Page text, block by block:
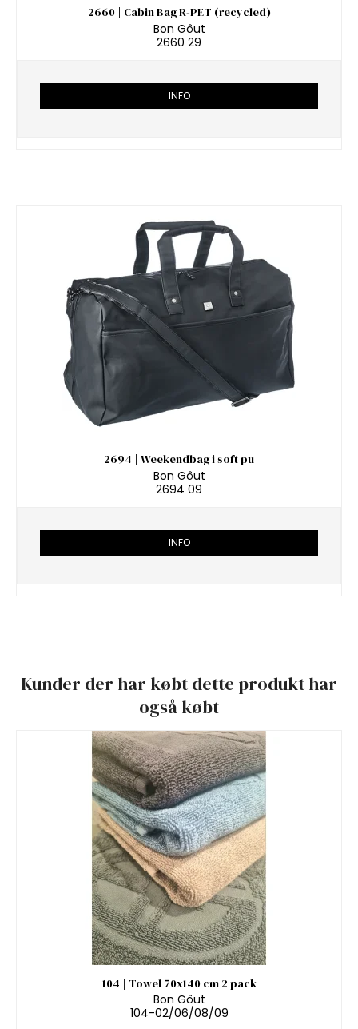
2660 | Cabin Bag R-PET (recycled)
Bon Gôut
2660 29
INFO
2694 | Weekendbag i soft pu
Bon Gôut
2694 09
INFO
Kunder der har købt dette produkt har
også købt
104 | Towel 70x140 cm 2 pack
Bon Gôut
104-02/06/08/09